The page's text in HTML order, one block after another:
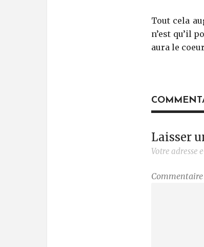
Tout cela
n’est qu’il
aura le
Laisser
Votre adresse
Commentaire